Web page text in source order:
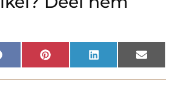
Facebook Pinterest LinkedIn Email